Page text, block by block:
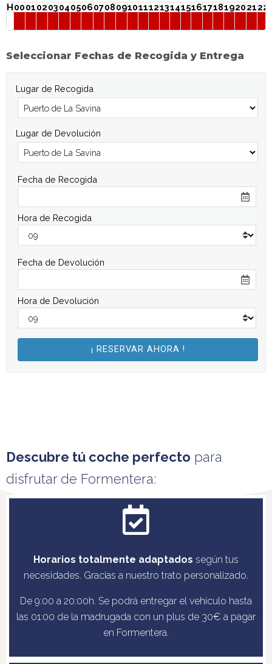
H0001020304050607080910111213141516171819202122
Seleccionar Fechas de Recogida y Entrega
Lugar de Recogida
Lugar de Devolución
Fecha de Recogida
Hora de Recogida
Fecha de Devolución
Hora de Devolución
Descubre tú coche perfecto para
disfrutar de Formentera:
Horarios totalmente adaptados según tus
necesidades. Gracias a nuestro trato personalizado.
De 9:00 a 20:00h. Se podrá entregar el vehículo hasta
las 01:00 de la madrugada con un plus de 30€ a pagar
en Formentera.